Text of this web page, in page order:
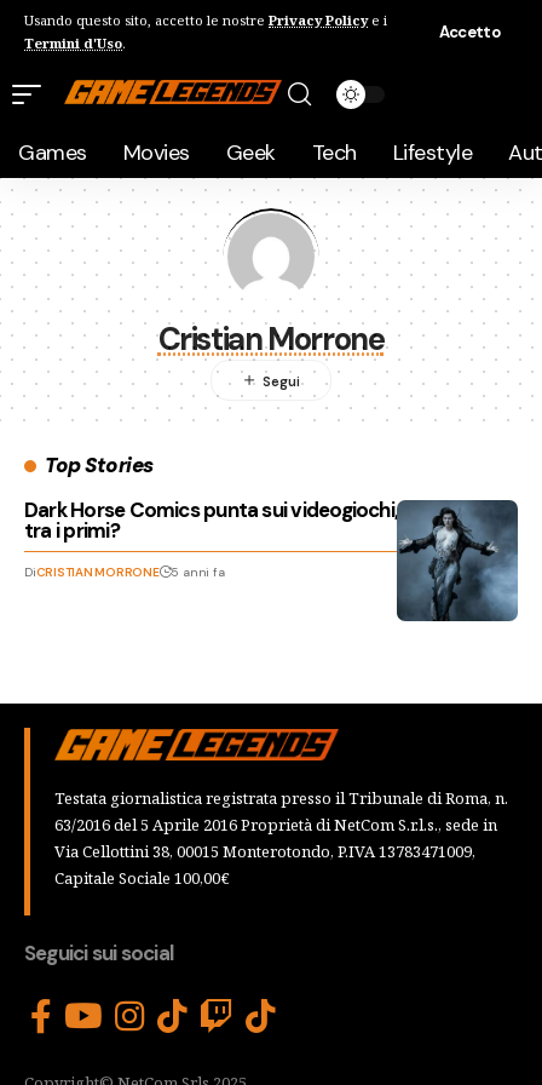
Usando questo sito, accetto le nostre Privacy Policye i
Termini d'Uso.
Accetto
Games Movies Geek Tech Lifestyle
Cristian Morrone
Top Stories
Dark Horse Comics punta sui videogiochi, Hellboy sarà
tra i primi?
DiCRISTIAN MORRONE 5 anni fa
Testata giornalistica registrata presso il Tribunale di Roma, n.
63/2016 del 5 Aprile 2016 Proprietà di NetCom S.r.l.s., sede in
Via Cellottini 38, 00015 Monterotondo, P.IVA 13783471009,
Capitale Sociale 100,00€
Seguici sui social